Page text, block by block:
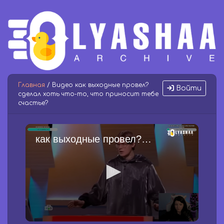
Войти
Главная / Видео как выходные провел?
сделал хоть что-то, что приносит тебе
счастье?
как выходные провел? сделал хоть что-то, что приносит тебе счастье?